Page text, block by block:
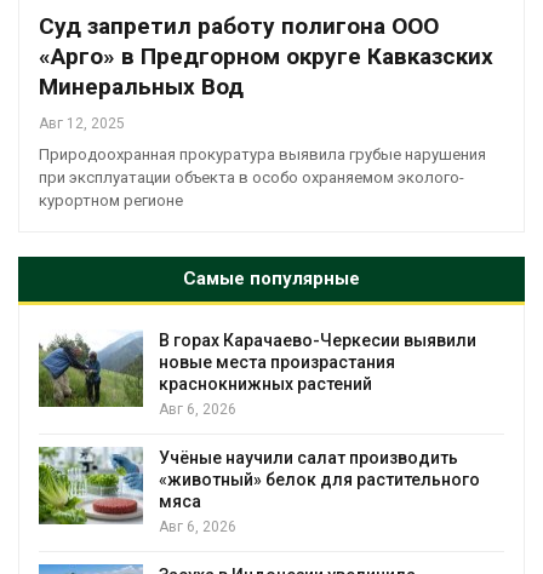
Суд запретил работу полигона ООО
«Арго» в Предгорном округе Кавказских
Минеральных Вод
Авг 12, 2025
Природоохранная прокуратура выявила грубые нарушения
при эксплуатации объекта в особо охраняемом эколого-
курортном регионе
Самые популярные
В горах Карачаево-Черкесии выявили
новые места произрастания
краснокнижных растений
Авг 6, 2026
Учёные научили салат производить
«животный» белок для растительного
мяса
Авг 6, 2026